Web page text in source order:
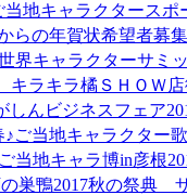
地キャラクタースポ
らの年賀状希望者募集
世界キャラクターサミ
キラキラ橘ＳＨＯＷ店
しんビジネスフェア
ご当地キャラクター
当地キャラ博in彦根
の巣鴨2017秋の祭典